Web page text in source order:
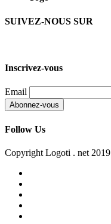
SUIVEZ-NOUS SUR
Inscrivez-vous
Email
Follow Us
Copyright Logoti . net 2019